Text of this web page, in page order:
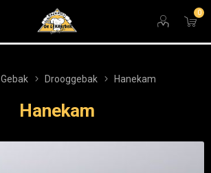
0
Gebak Drooggebak Hanekam
Hanekam